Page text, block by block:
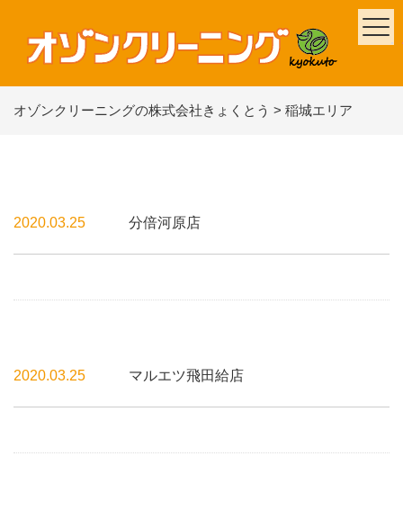
オゾンクリーニングの株式会社きょくとう > 稲城エリア
2020.03.25 分倍河原店
2020.03.25 マルエツ飛田給店